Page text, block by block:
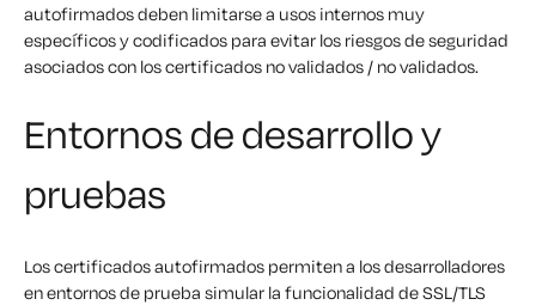
autofirmados deben limitarse a usos internos muy
específicos y codificados para evitar los riesgos de seguridad
asociados con los certificados no validados / no validados.
Entornos de desarrollo y
pruebas
Los certificados autofirmados permiten a los desarrolladores
en entornos de prueba simular la funcionalidad de SSL/TLS